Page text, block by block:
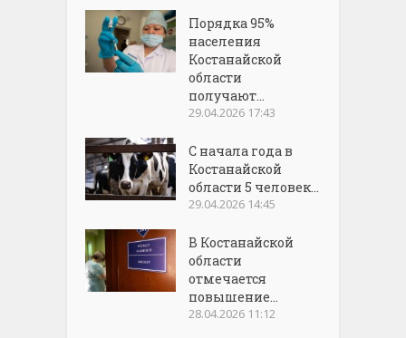
Порядка 95%
населения
Костанайской
области
получают...
29.04.2026 17:43
С начала года в
Костанайской
области 5 человек...
29.04.2026 14:45
В Костанайской
области
отмечается
повышение...
28.04.2026 11:12